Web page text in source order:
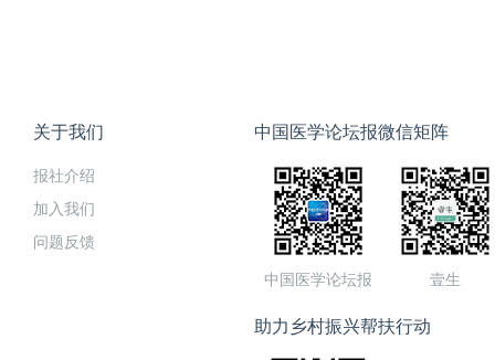
关于我们
报社介绍
加入我们
问题反馈
中国医学论坛报微信矩阵
中国医学论坛报 壹生
助力乡村振兴帮扶行动